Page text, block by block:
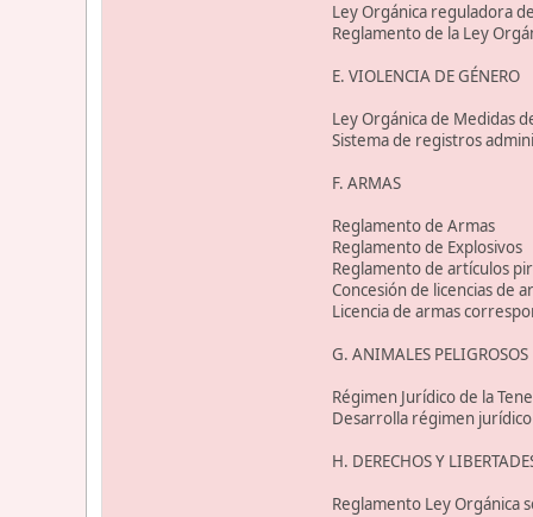
Ley Orgánica reguladora
Reglamento de la Ley
E. VIOLENCIA DE GÉNERO
Ley Orgánica de Medidas
Sistema de registros
F. ARMAS
Reglamento de Armas
Reglamento de Explosivos
Reglamento de artículos
Concesión de licencias de
Licencia de armas
G. ANIMALES PELIGROSOS
Régimen Jurídico de la
Desarrolla régimen
H. DERECHOS Y
Reglamento Ley Orgánica